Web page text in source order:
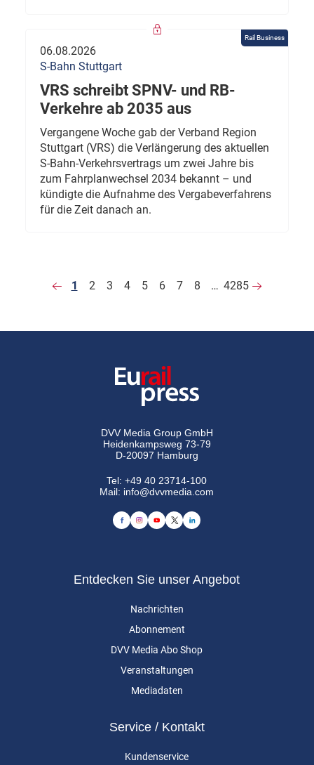
Rail Business
06.08.2026
S-Bahn Stuttgart
VRS schreibt SPNV- und RB-
Verkehre ab 2035 aus
Vergangene Woche gab der Verband Region
Stuttgart (VRS) die Verlängerung des aktuellen
S-Bahn-Verkehrsvertrags um zwei Jahre bis
zum Fahrplanwechsel 2034 bekannt – und
kündigte die Aufnahme des Vergabeverfahrens
für die Zeit danach an.
1 2 3 4 5 6 7 8 … 4285
DVV Media Group GmbH
Heidenkampsweg 73-79
D-20097 Hamburg
Tel:+49 40 23714-100
Mail: info@dvvmedia.com
Entdecken Sie unser Angebot
Nachrichten
Abonnement
DVV Media Abo Shop
Veranstaltungen
Mediadaten
Service / Kontakt
Kundenservice